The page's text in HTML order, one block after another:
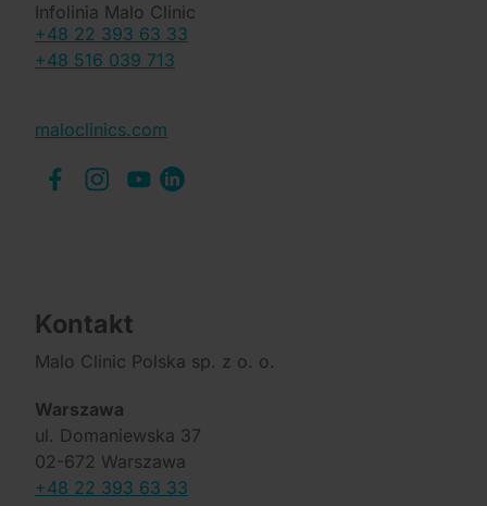
Infolinia Malo Clinic
+48 22 393 63 33
+48 516 039 713
maloclinics.com
Kontakt
Malo Clinic Polska sp. z o. o.
Warszawa
ul. Domaniewska 37
02-672 Warszawa
+48 22 393 63 33